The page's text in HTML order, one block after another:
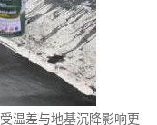
温差与地基沉降影响更